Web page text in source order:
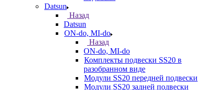
Datsun
Назад
Datsun
ON-do, MI-do
Назад
ON-do, MI-do
Комплекты подвески SS20 в
разобранном виде
Модули SS20 передней подвески
Модули SS20 задней подвески